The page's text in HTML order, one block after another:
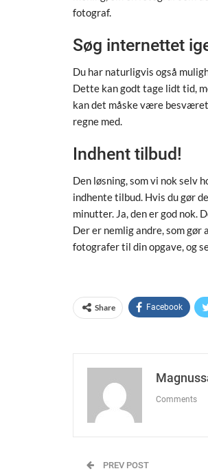
fotograf.
Søg internettet
Du har naturligvis også
Dette kan godt tage lidt tid,
kan det måske være
regne med.
Indhent tilbud!
Den løsning, som vi nok selv
indhente tilbud. Hvis du gør
minutter. Ja, den er god nok.
Der er nemlig andre, som
fotografer til din opgave, og
Share Facebook
Comments
PREV POST